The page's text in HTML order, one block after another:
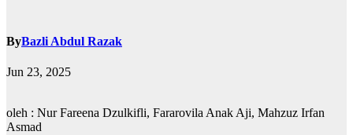
ByBazli Abdul Razak
Jun 23, 2025
oleh : Nur Fareena Dzulkifli, Fararovila Anak Aji, Mahzuz Irfan
Asmad